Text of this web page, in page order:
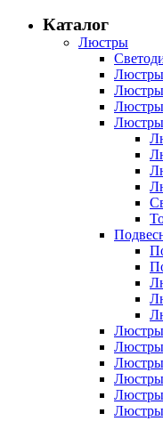
Каталог
Люстры
Люстры
Люстры
Люстры
Люстры
Люстры